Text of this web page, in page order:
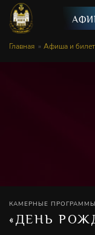
Главная Афиша и
КАМЕРНЫЕ ПРОГРАММЫ
«ДЕНЬ